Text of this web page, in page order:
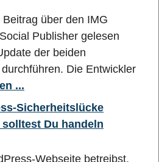
über den IMG
Publisher gelesen
der beiden
Die Entwickler
...
Sicherheitslücke
Du handeln
Webseite betreibst,